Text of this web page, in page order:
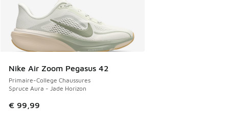
Nike Air Zoom Pegasus 42
Primaire-College Chaussures
Spruce Aura - Jade Horizon
€ 99,99